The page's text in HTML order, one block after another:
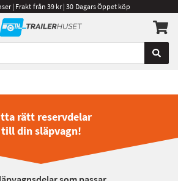
| Frakt från 39 kr | 30 Dagars Öppet köp
rätt reservdelar
till din släpvagn!